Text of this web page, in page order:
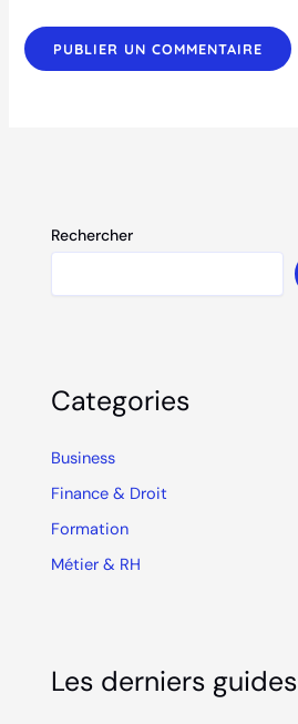
Rechercher
Categories
Business
Finance & Droit
Formation
Métier & RH
Les derniers guides